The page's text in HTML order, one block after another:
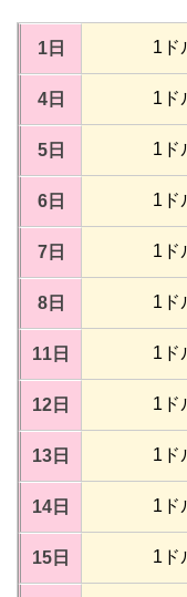
1日 1
4日 1
5日 1
6日 1
7日 1
8日 1
11日 1
12日 1
13日 1
14日 1
15日 1